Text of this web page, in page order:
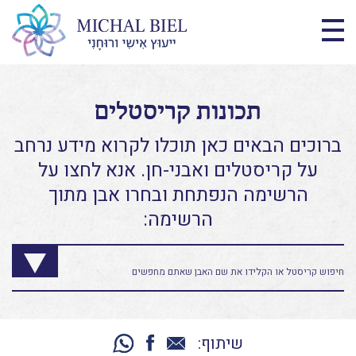
תכונות קריסטלים
ברוכים הבאים כאן תוכלו לקרוא מידע נרחב
על קריסטלים ואבני-חן. אנא לחצו על
הרשימה הנפתחת ובחרו אבן מתוך
הרשימה:
שיתוף: